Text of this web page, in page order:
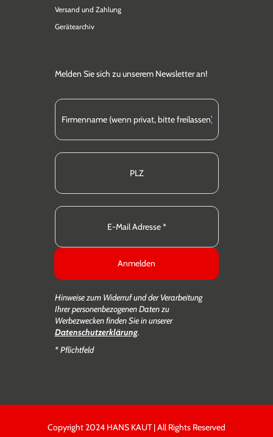
Versand und Zahlung
Gerätearchiv
Melden Sie sich zu unserem Newsletter an!
Anmelden
Hinweise zum Widerruf und der Verarbeitung
Ihrer personenbezogenen Daten zu
Werbezwecken finden Sie in unserer
Datenschutzerklärung.
* Pflichtfeld
Copyright 2024 HANS KAUT | All Rights Reserved